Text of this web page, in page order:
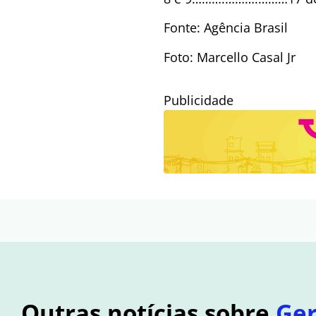
Fonte: Agência Brasil
Foto: Marcello Casal Jr
Publicidade